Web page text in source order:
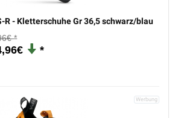
R - Kletterschuhe Gr 36,5 schwarz/blau